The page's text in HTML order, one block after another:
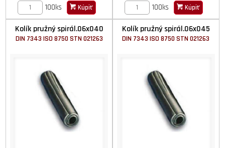
100ks
Kúpiť
100ks
Kúpiť
Kolík pružný spirál.06x040
DIN 7343 ISO 8750 STN 021263
Kolík pružný spirál.06x045
DIN 7343 ISO 8750 STN 021263